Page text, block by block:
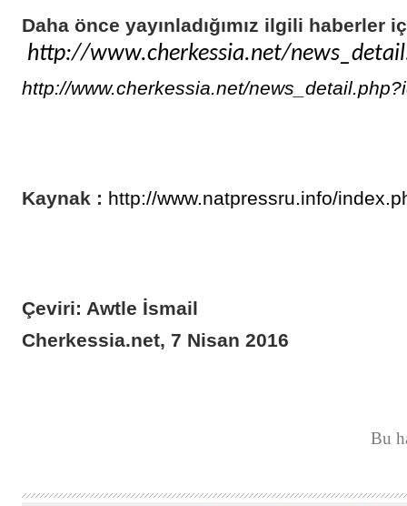
Daha önce yayınladığımız ilgili haberler
http://www.cherkessia.net/
http://www.cherkessia.net/
Kaynak : http://www.natpressru.info/
Çeviri: Awtle İsmail
Cherkessia.net, 7 Nisan 2016
Bu